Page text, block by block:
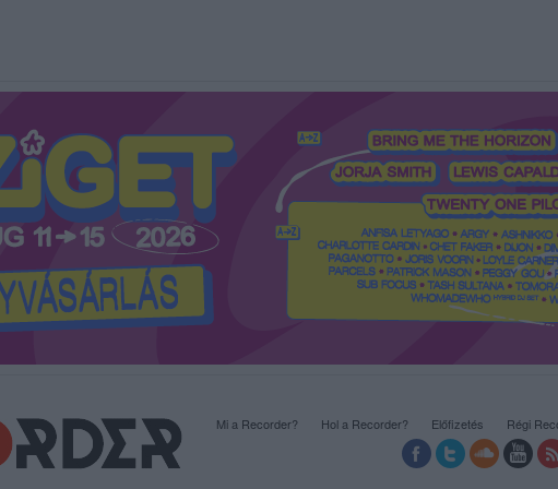
Mi a Recorder? Hol a Recorder? Előfizetés Régi